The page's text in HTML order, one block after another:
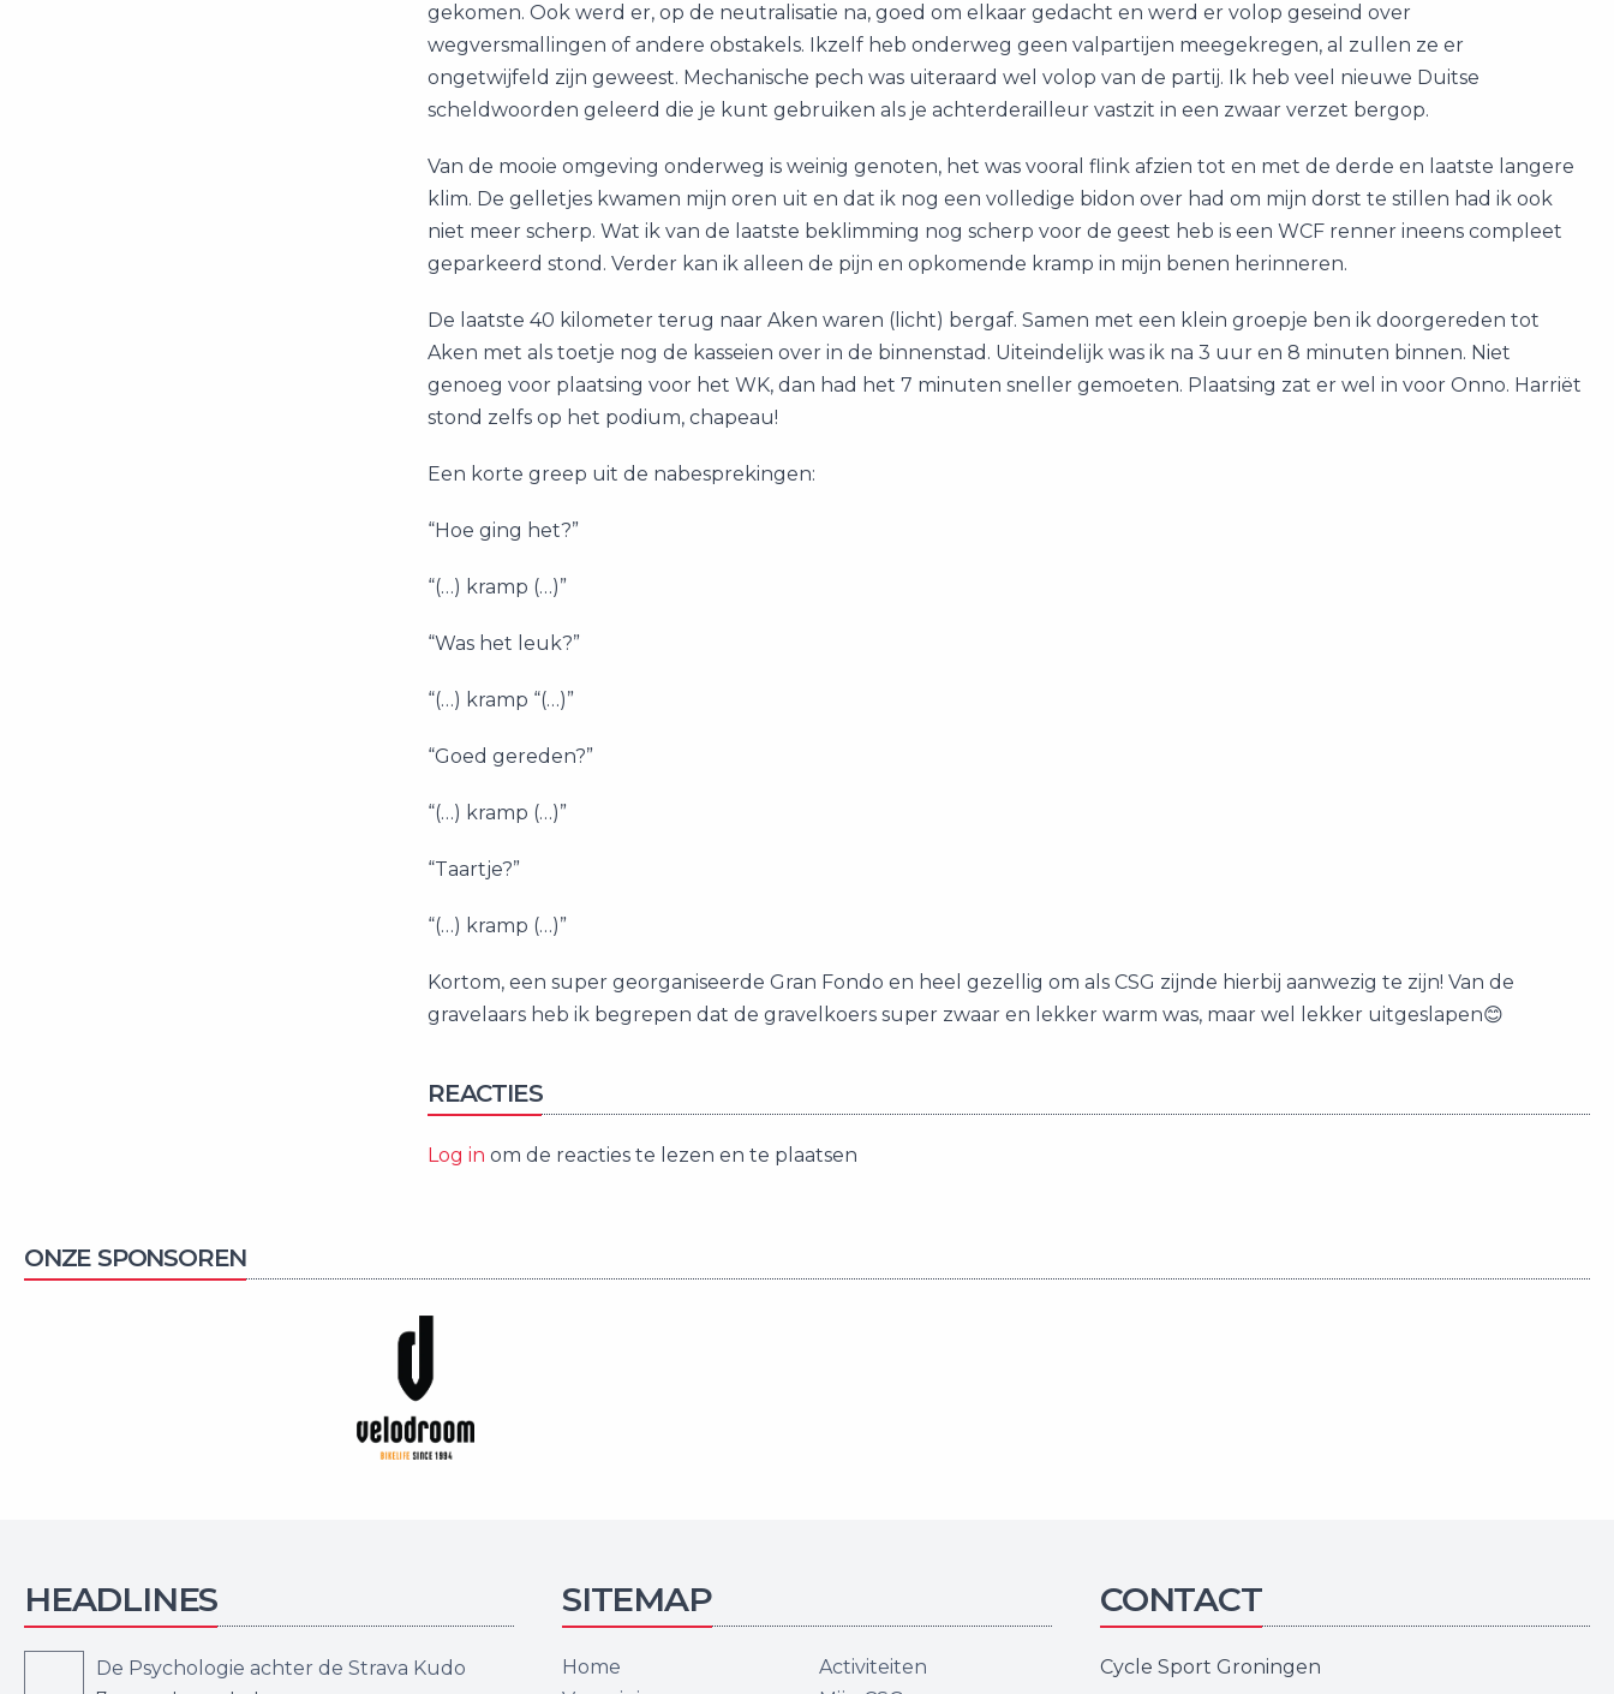
gekomen. Ook werd er, op de neutralisatie na, goed om elkaar gedacht en werd er volop geseind over
wegversmallingen of andere obstakels. Ikzelf heb onderweg geen valpartijen meegekregen, al zullen ze er
ongetwijfeld zijn geweest. Mechanische pech was uiteraard wel volop van de partij. Ik heb veel nieuwe Duitse
scheldwoorden geleerd die je kunt gebruiken als je achterderailleur vastzit in een zwaar verzet bergop.
Van de mooie omgeving onderweg is weinig genoten, het was vooral flink afzien tot en met de derde en laatste langere
klim. De gelletjes kwamen mijn oren uit en dat ik nog een volledige bidon over had om mijn dorst te stillen had ik ook
niet meer scherp. Wat ik van de laatste beklimming nog scherp voor de geest heb is een WCF renner ineens compleet
geparkeerd stond. Verder kan ik alleen de pijn en opkomende kramp in mijn benen herinneren.
De laatste 40 kilometer terug naar Aken waren (licht) bergaf. Samen met een klein groepje ben ik doorgereden tot
Aken met als toetje nog de kasseien over in de binnenstad. Uiteindelijk was ik na 3 uur en 8 minuten binnen. Niet
genoeg voor plaatsing voor het WK, dan had het 7 minuten sneller gemoeten. Plaatsing zat er wel in voor Onno. Harriët
stond zelfs op het podium, chapeau!
Een korte greep uit de nabesprekingen:
“Hoe ging het?”
“(…) kramp (…)”
“Was het leuk?”
“(…) kramp “(…)”
“Goed gereden?”
“(…) kramp (…)”
“Taartje?”
“(…) kramp (…)”
Kortom, een super georganiseerde Gran Fondo en heel gezellig om als CSG zijnde hierbij aanwezig te zijn! Van de
gravelaars heb ik begrepen dat de gravelkoers super zwaar en lekker warm was, maar wel lekker uitgeslapen😊
REACTIES
Log in om de reacties te lezen en te plaatsen
ONZE SPONSOREN
HEADLINES
De Psychologie achter de Strava Kudo
SITEMAP
Home
Activiteiten
CONTACT
Cycle Sport Groningen